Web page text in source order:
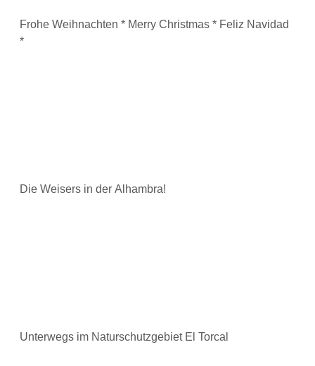
Frohe Weihnachten * Merry Christmas * Feliz Navidad
*
Die Weisers in der Alhambra!
Unterwegs im Naturschutzgebiet El Torcal